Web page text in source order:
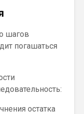
шагов
погашаться
остатка